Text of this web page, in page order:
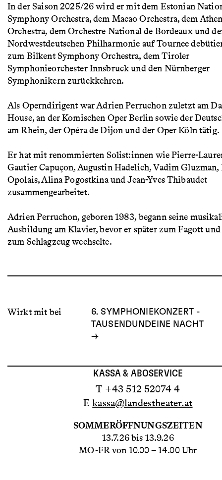
In der Saison 2025/26 wird er mit dem Estonian
Symphony Orchestra, dem Macao Orchestra, dem
Orchestra, dem Orchestre National de Bordeaux und
Nordwestdeutschen Philharmonie auf Tournee
zum Bilkent Symphony Orchestra, dem Tiroler
Symphonieorchester Innsbruck und den Nürnberger
Symphonikern zurückkehren.
Als Operndirigent war Adrien Perruchon zuletzt am
House, an der Komischen Oper Berlin sowie der
am Rhein, der Opéra de Dijon und der Oper Köln tätig.
Er hat mit renommierten Solist:innen wie Pierre-
Gautier Capuçon, Augustin Hadelich, Vadim
Opolais, Alina Pogostkina und Jean-Yves Thibaudet
zusammengearbeitet.
Adrien Perruchon, geboren 1983, begann seine
Ausbildung am Klavier, bevor er später zum Fagott
zum Schlagzeug wechselte.
Wirkt mit bei
6. SYMPHONIEKONZERT -
TAUSENDUNDEINE NACHT
KASSA & ABOSERVICE
T +43 512 52074 4
Ekassa@landestheater.at
SOMMERÖFFNUNGSZEITEN
13.7.26 bis 13.9.26
MO-FR von 10.00 – 14.00 Uhr